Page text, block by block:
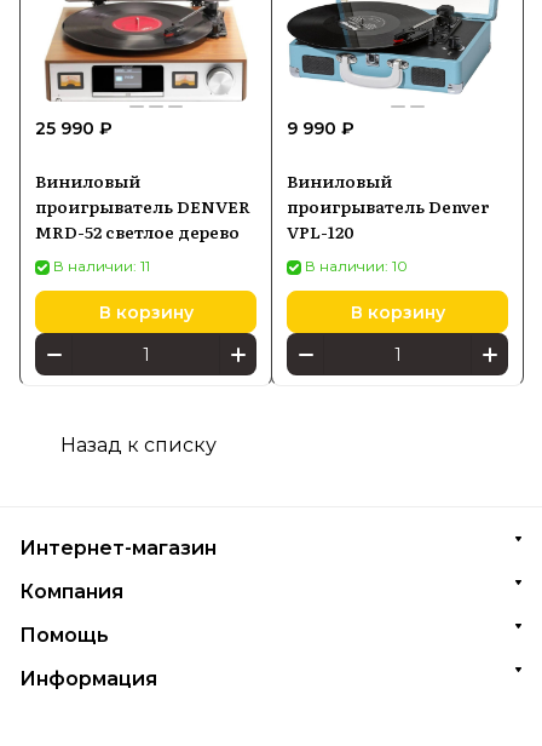
25 990 ₽
Виниловый
проигрыватель DENVER
MRD-52 светлое дерево
В наличии: 11
В корзину
9 990 ₽
Виниловый
проигрыватель Denver
VPL-120
В наличии: 10
В корзину
Назад к списку
Интернет-магазин
Компания
Помощь
Информация